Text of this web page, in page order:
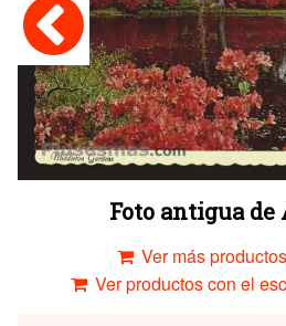
Foto antigua de
Ver más
Ver productos con el